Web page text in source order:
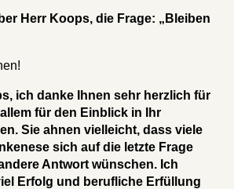
Herr Koops, die Frage: „Bleiben
ich danke Ihnen sehr herzlich für
für den Einblick in Ihr
Sie ahnen vielleicht, dass viele
sich auf die letzte Frage
Antwort wünschen. Ich
Erfolg und berufliche Erfüllung